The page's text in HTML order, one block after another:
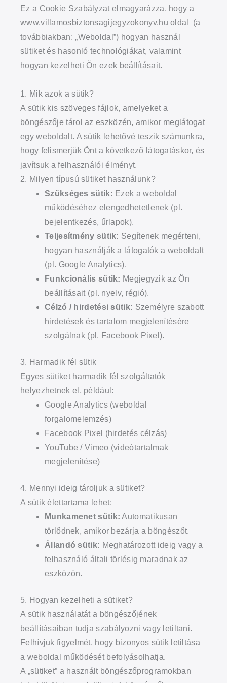
Ez a Cookie Szabályzat elmagyarázza, hogy a
www.villamosbiztonsagijegyzokonyv.hu oldal (a
továbbiakban: „Weboldal”) hogyan használ
sütiket és hasonló technológiákat, valamint
hogyan kezelheti Ön ezek beállításait.
1. Mik azok a sütik?
A sütik kis szöveges fájlok, amelyeket a
böngészője tárol az eszközén, amikor meglátogat
egy weboldalt. A sütik lehetővé teszik számunkra,
hogy felismerjük Önt a következő látogatáskor, és
javítsuk a felhasználói élményt.
2. Milyen típusú sütiket használunk?
Szükséges sütik: Ezek a weboldal
működéséhez elengedhetetlenek (pl.
bejelentkezés, űrlapok).
Teljesítmény sütik: Segítenek megérteni,
hogyan használják a látogatók a weboldalt
(pl. Google Analytics).
Funkcionális sütik: Megjegyzik az Ön
beállításait (pl. nyelv, régió).
Célzó / hirdetési sütik: Személyre szabott
hirdetések és tartalom megjelenítésére
szolgálnak (pl. Facebook Pixel).
3. Harmadik fél sütik
Egyes sütiket harmadik fél szolgáltatók
helyezhetnek el, például:
Google Analytics (weboldal
forgalomelemzés)
Facebook Pixel (hirdetés célzás)
YouTube / Vimeo (videótartalmak
megjelenítése)
4. Mennyi ideig tároljuk a sütiket?
A sütik élettartama lehet:
Munkamenet sütik: Automatikusan
törlődnek, amikor bezárja a böngészőt.
Állandó sütik: Meghatározott ideig vagy a
felhasználó általi törlésig maradnak az
eszközön.
5. Hogyan kezelheti a sütiket?
A sütik használatát a böngészőjének
beállításaiban tudja szabályozni vagy letiltani.
Felhívjuk figyelmét, hogy bizonyos sütik letiltása
a weboldal működését befolyásolhatja.
A „sütiket” a használt böngészőprogramokban